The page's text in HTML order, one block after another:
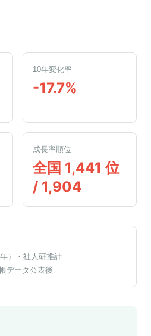
10年変化率
-17.7%
成長率順位
全国 1,441 位
/ 1,904
）
・社人研推計
データ公表後